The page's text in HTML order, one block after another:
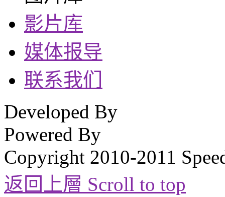
影片库
媒体报导
联系我们
Developed By
Powered By
Copyright 2010-2011
返回上層 Scroll to top